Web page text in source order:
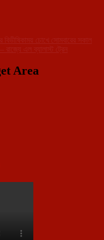
চোখে সোমবারের সকাল
– রাজ্যে এল ব্যালাস্ট ট্রেন
Area